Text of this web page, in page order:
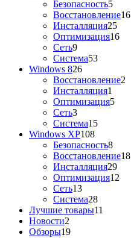
Безопасность5
Восстановление16
Инсталляция25
Оптимизация16
Сеть9
Система53
Windows 826
Восстановление2
Инсталляция1
Оптимизация5
Сеть3
Система15
Windows XP108
Безопасность8
Восстановление18
Инсталляция29
Оптимизация12
Сеть13
Система28
Лучшие товары11
Новости2
Обзоры19